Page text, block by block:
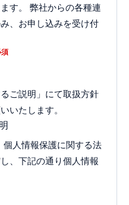
す。 弊社からの各種連
、お申し込みを受け付
ご説明」にて取扱方針
いたします。
個人情報保護に関する法
、下記の通り個人情報